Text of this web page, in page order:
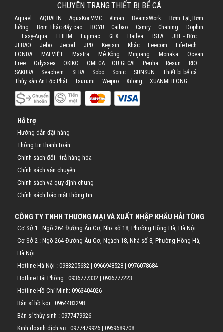
CHUYÊN TRANG THIẾT BỊ BỂ CÁ
Aquael AQUAFIN AquaKoi VMC Atman BeamsWork
Bơm Tạt, Bơm
luồng
Bơm Thác đẩy cao BOYU Caibao Camry Chaning
Dophin
Easy-Aqua
EHEIM Fujimac GEX Hailea ISTA
JBL - Đức
JEBAO
Jebo Jecod JPD Keyrsin Khác Leecom
LifeTech
LONDA
MAI VIỆT Mastra Mê Kông Minjiang Monaka
Ocean
Free
Odyssea OKIKO OMEGA OU GECAI Periha Resun
RIO
SAKURA
Seachem SERA Sobo Sonic SUNSUN
Thiết bị bể cá
Thủy sản An Lộc Phát
Tsurumi Weipro Xilong XUANMEILONG
Hỗ trợ
Hướng dẫn đặt hàng
Thông tin thanh toán
Chính sách đổi - trả hàng hóa
Chính sách vận chuyển
Chính sách và quy định chung
Chính sách bảo mật thông tin
CÔNG TY TNHH THƯƠNG MẠI VÀ XUẤT NHẬP KHẨU HẢI TÙNG
Cơ Sở 1 : Ngõ 264 Đường Âu Cơ, Nhà số 18, Phường Hồng Hà, Hà Nội
Cơ Sở 2 : Ngõ 264 Đường Âu Cơ, Ngách 18, Nhà số 8, Phường Hồng Hà,
Hà Nội
Hotline Hà Nội : 0983205632 | 0966948528 | 0976078684
Hotline Hải Phòng : 0936777332 | 0936777223
Hotline Hồ Chí Minh: 0963404026
Bán sỉ hồ koi : 0964483298
Bán sỉ thủy sinh : 0977479926
Kinh doanh dịch vụ : 0977479926 | 0969689708